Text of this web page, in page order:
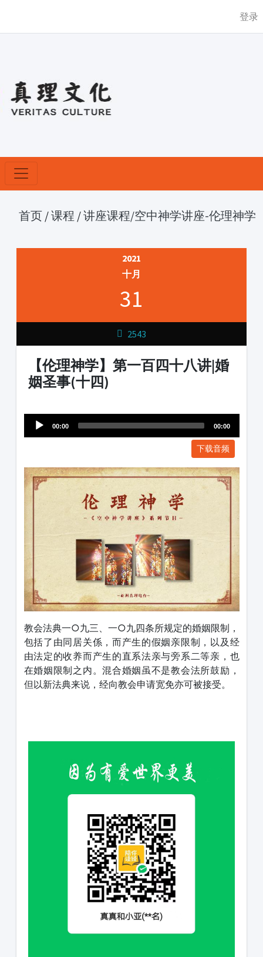
登录
首页 /课程 /讲座课程/空中神学讲座-伦理神学
2021
十月
31
2543
【伦理神学】第一百四十八讲|婚
姻圣事(十四)
Player
00:00 00:00
下载音频
教会法典一○九三、一○九四条所规定的婚姻限制，
包括了由同居关係，而产生的假姻亲限制，以及经
由法定的收养而产生的直系法亲与旁系二等亲，也
在婚姻限制之内。混合婚姻虽不是教会法所鼓励，
但以新法典来说，经向教会申请宽免亦可被接受。